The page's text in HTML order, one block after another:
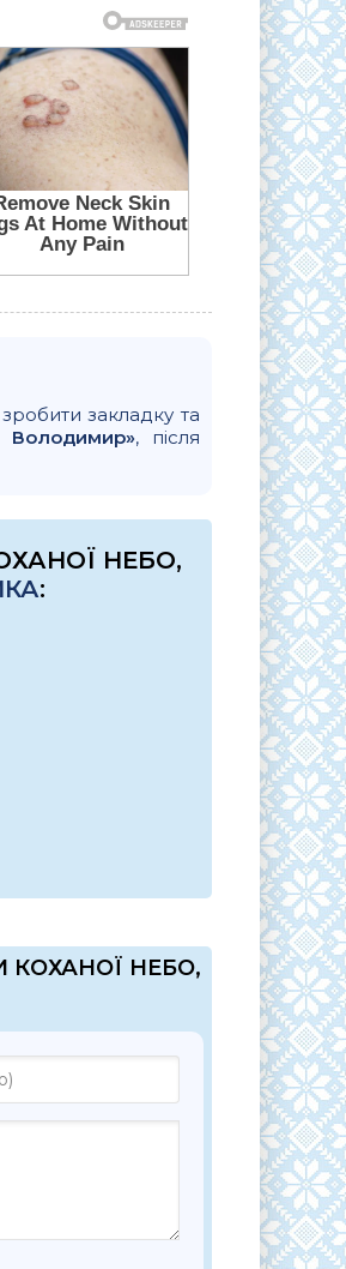
закладку та
Володимир», після
НЕБО,
:
КОХАНОЇ НЕБО,